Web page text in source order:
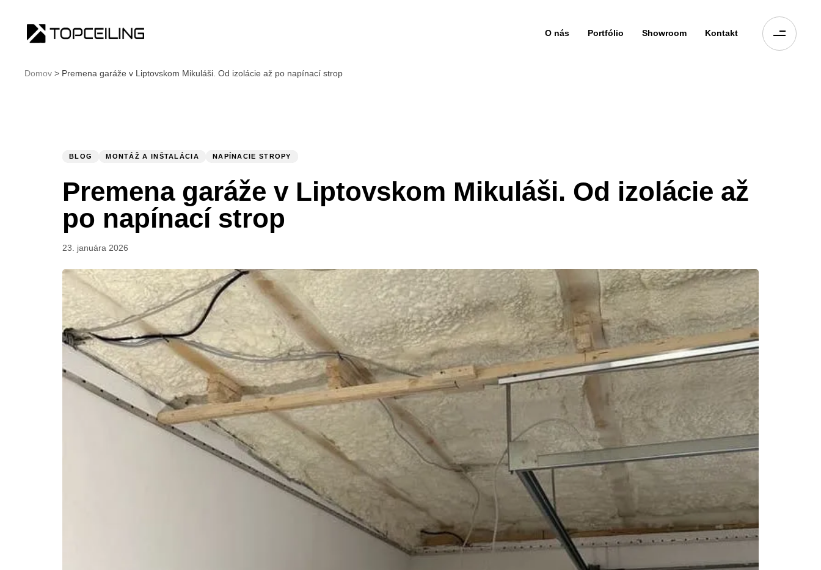
O nás Portfólio Showroom Kontakt
Domov > Premena garáže v Liptovskom Mikuláši. Od izolácie až po napínací strop
BLOG MONTÁŽ A INŠTALÁCIA NAPÍNACIE STROPY
Premena garáže v Liptovskom Mikuláši. Od izolácie až
po napínací strop
23. januára 2026